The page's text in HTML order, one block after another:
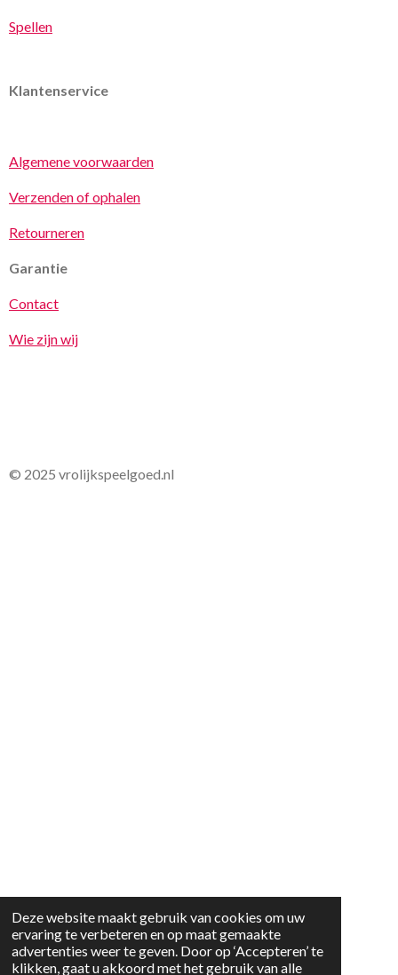
Deze website maakt gebruik van cookies om uw
ervaring te verbeteren en op maat gemaakte
advertenties weer te geven. Door op ‘Accepteren’ te
klikken, gaat u akkoord met het gebruik van alle
Spellen
Klantenservice
Algemene voorwaarden
Verzenden of ophalen
Retourneren
Garantie
Contact
Wie zijn wij
© 2025 vrolijkspeelgoed.nl